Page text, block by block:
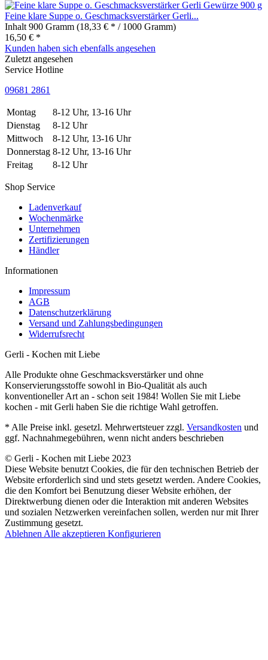
Feine klare Suppe o. Geschmacksverstärker Gerli...
Inhalt 900 Gramm (18,33 € * / 1000 Gramm)
16,50 € *
Kunden haben sich ebenfalls angesehen
Zuletzt angesehen
Service Hotline
09681 2861
Montag
8-12 Uhr, 13-16 Uhr
Dienstag
8-12 Uhr
Mittwoch
8-12 Uhr, 13-16 Uhr
Donnerstag 8-12 Uhr, 13-16 Uhr
Freitag
8-12 Uhr
Shop Service
Ladenverkauf
Wochenmärke
Unternehmen
Zertifizierungen
Händler
Informationen
Impressum
AGB
Datenschutzerklärung
Versand und Zahlungsbedingungen
Widerrufsrecht
Gerli - Kochen mit Liebe
Alle Produkte ohne Geschmacksverstärker und ohne
Konservierungsstoffe sowohl in Bio-Qualität als auch
konventioneller Art an - schon seit 1984! Wollen Sie mit Liebe
kochen - mit Gerli haben Sie die richtige Wahl getroffen.
* Alle Preise inkl. gesetzl. Mehrwertsteuer zzgl. Versandkosten und
ggf. Nachnahmegebühren, wenn nicht anders beschrieben
© Gerli - Kochen mit Liebe 2023
Diese Website benutzt Cookies, die für den technischen Betrieb der
Website erforderlich sind und stets gesetzt werden. Andere Cookies,
die den Komfort bei Benutzung dieser Website erhöhen, der
Direktwerbung dienen oder die Interaktion mit anderen Websites
und sozialen Netzwerken vereinfachen sollen, werden nur mit Ihrer
Zustimmung gesetzt.
Ablehnen Alle akzeptieren Konfigurieren